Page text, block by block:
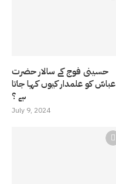
حسینی فوج کے سالار حضرت
عباسّ کو علمدار کیوں کہا جاتا
ہے ؟
July 9, 2024